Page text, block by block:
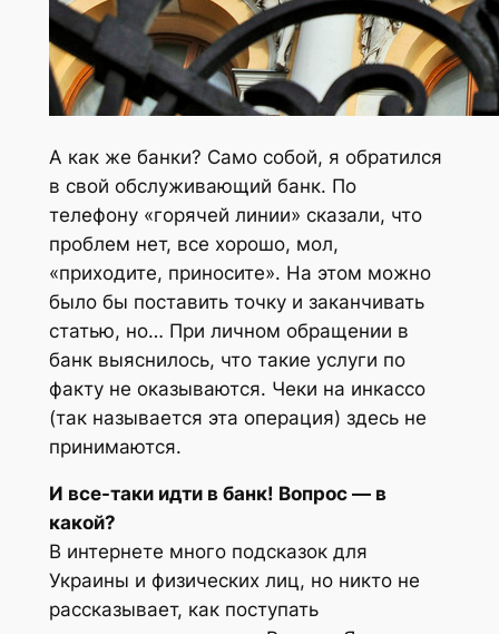
А как же банки? Само собой, я обратился
в свой обслуживающий банк. По
телефону «горячей линии» сказали, что
проблем нет, все хорошо, мол,
«приходите, приносите». На этом можно
было бы поставить точку и заканчивать
статью, но… При личном обращении в
банк выяснилось, что такие услуги по
факту не оказываются. Чеки на инкассо
(так называется эта операция) здесь не
принимаются.
И все-таки идти в банк! Вопрос — в
какой?
В интернете много подсказок для
Украины и физических лиц, но никто не
рассказывает, как поступать